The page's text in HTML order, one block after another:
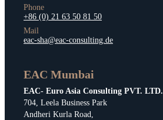
Phone
+86 (0) 21 63 50 81 50
Mail
eac-sha@eac-consulting.de
EAC Mumbai
EAC- Euro Asia Consulting PVT. LTD.
704, Leela Business Park
Andheri Kurla Road,